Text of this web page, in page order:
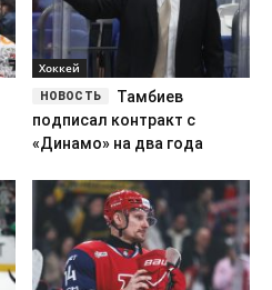
Хоккей
Тамбиев
подписал контракт с
«Динамо» на два года